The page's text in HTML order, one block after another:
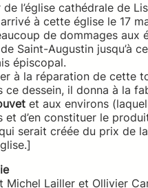
l’église cathédrale de
à cette église le 17
de dommages
Saint-Augustin jusqu’à
épiscopal.
à la réparation de cette
dessein, il donna à la
et aux environs
d’en constituer le
serait créée du prix de
Lailler et Ollivier